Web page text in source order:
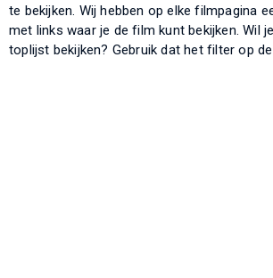
te bekijken. Wij hebben op elke filmpagina
met links waar je de film kunt bekijken. Wil
toplijst bekijken? Gebruik dat het filter op